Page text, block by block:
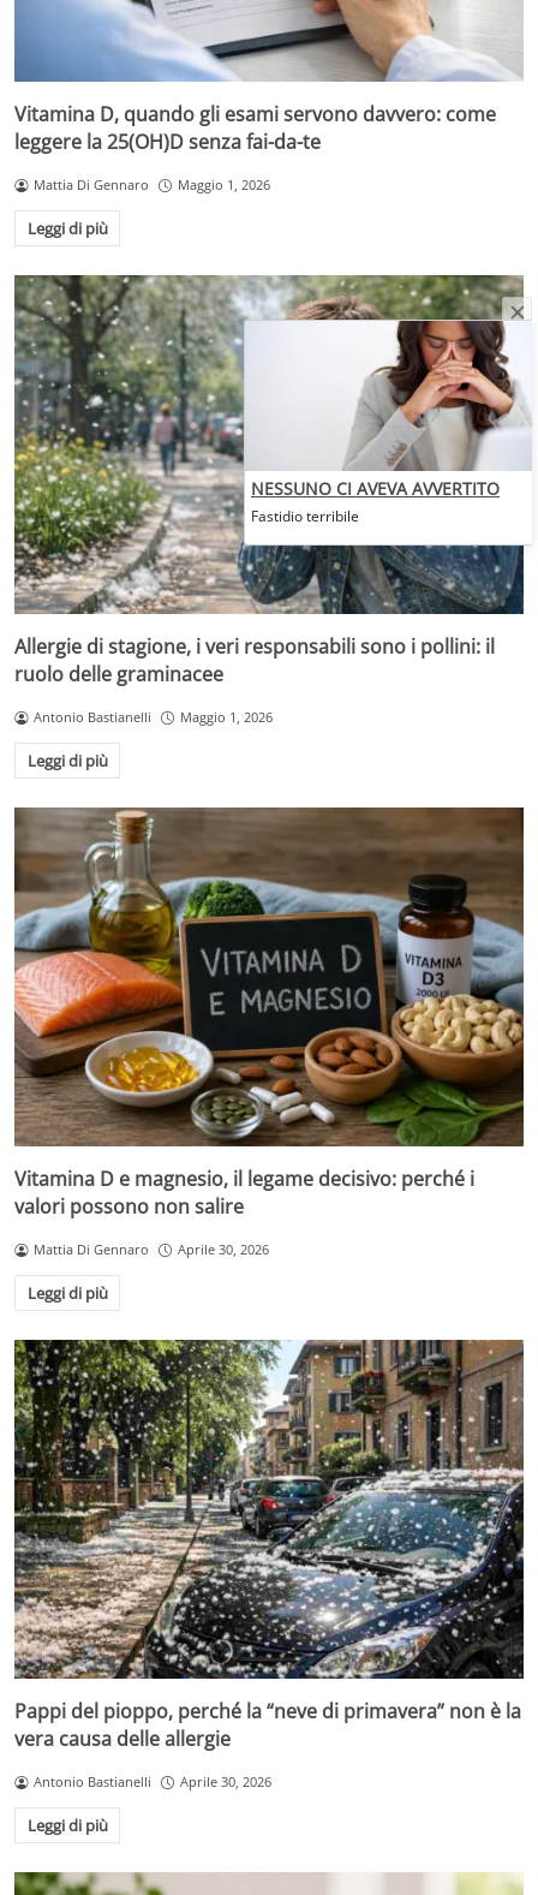
Vitamina D, quando gli esami servono davvero: come
leggere la 25(OH)D senza fai-da-te
Mattia Di Gennaro Maggio 1, 2026
Leggi di più
Allergie di stagione, i veri responsabili sono i pollini: il
ruolo delle graminacee
Antonio Bastianelli Maggio 1, 2026
Leggi di più
Vitamina D e magnesio, il legame decisivo: perché i
valori possono non salire
Mattia Di Gennaro Aprile 30, 2026
Leggi di più
Pappi del pioppo, perché la “neve di primavera” non è la
vera causa delle allergie
Antonio Bastianelli Aprile 30, 2026
Leggi di più
NESSUNO CI AVEVA AVVERTITO
Fastidio terribile